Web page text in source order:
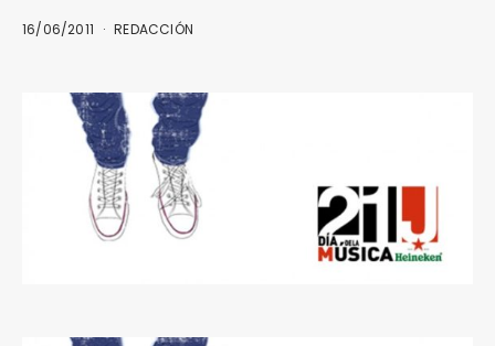
16/06/2011 REDACCIÓN